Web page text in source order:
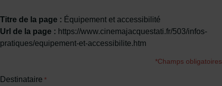
Titre de la page : Équipement et accessibilité
Url de la page : https://www.cinemajacquestati.fr/503/infos-
pratiques/equipement-et-accessibilite.htm
*Champs obligatoires
Destinataire *